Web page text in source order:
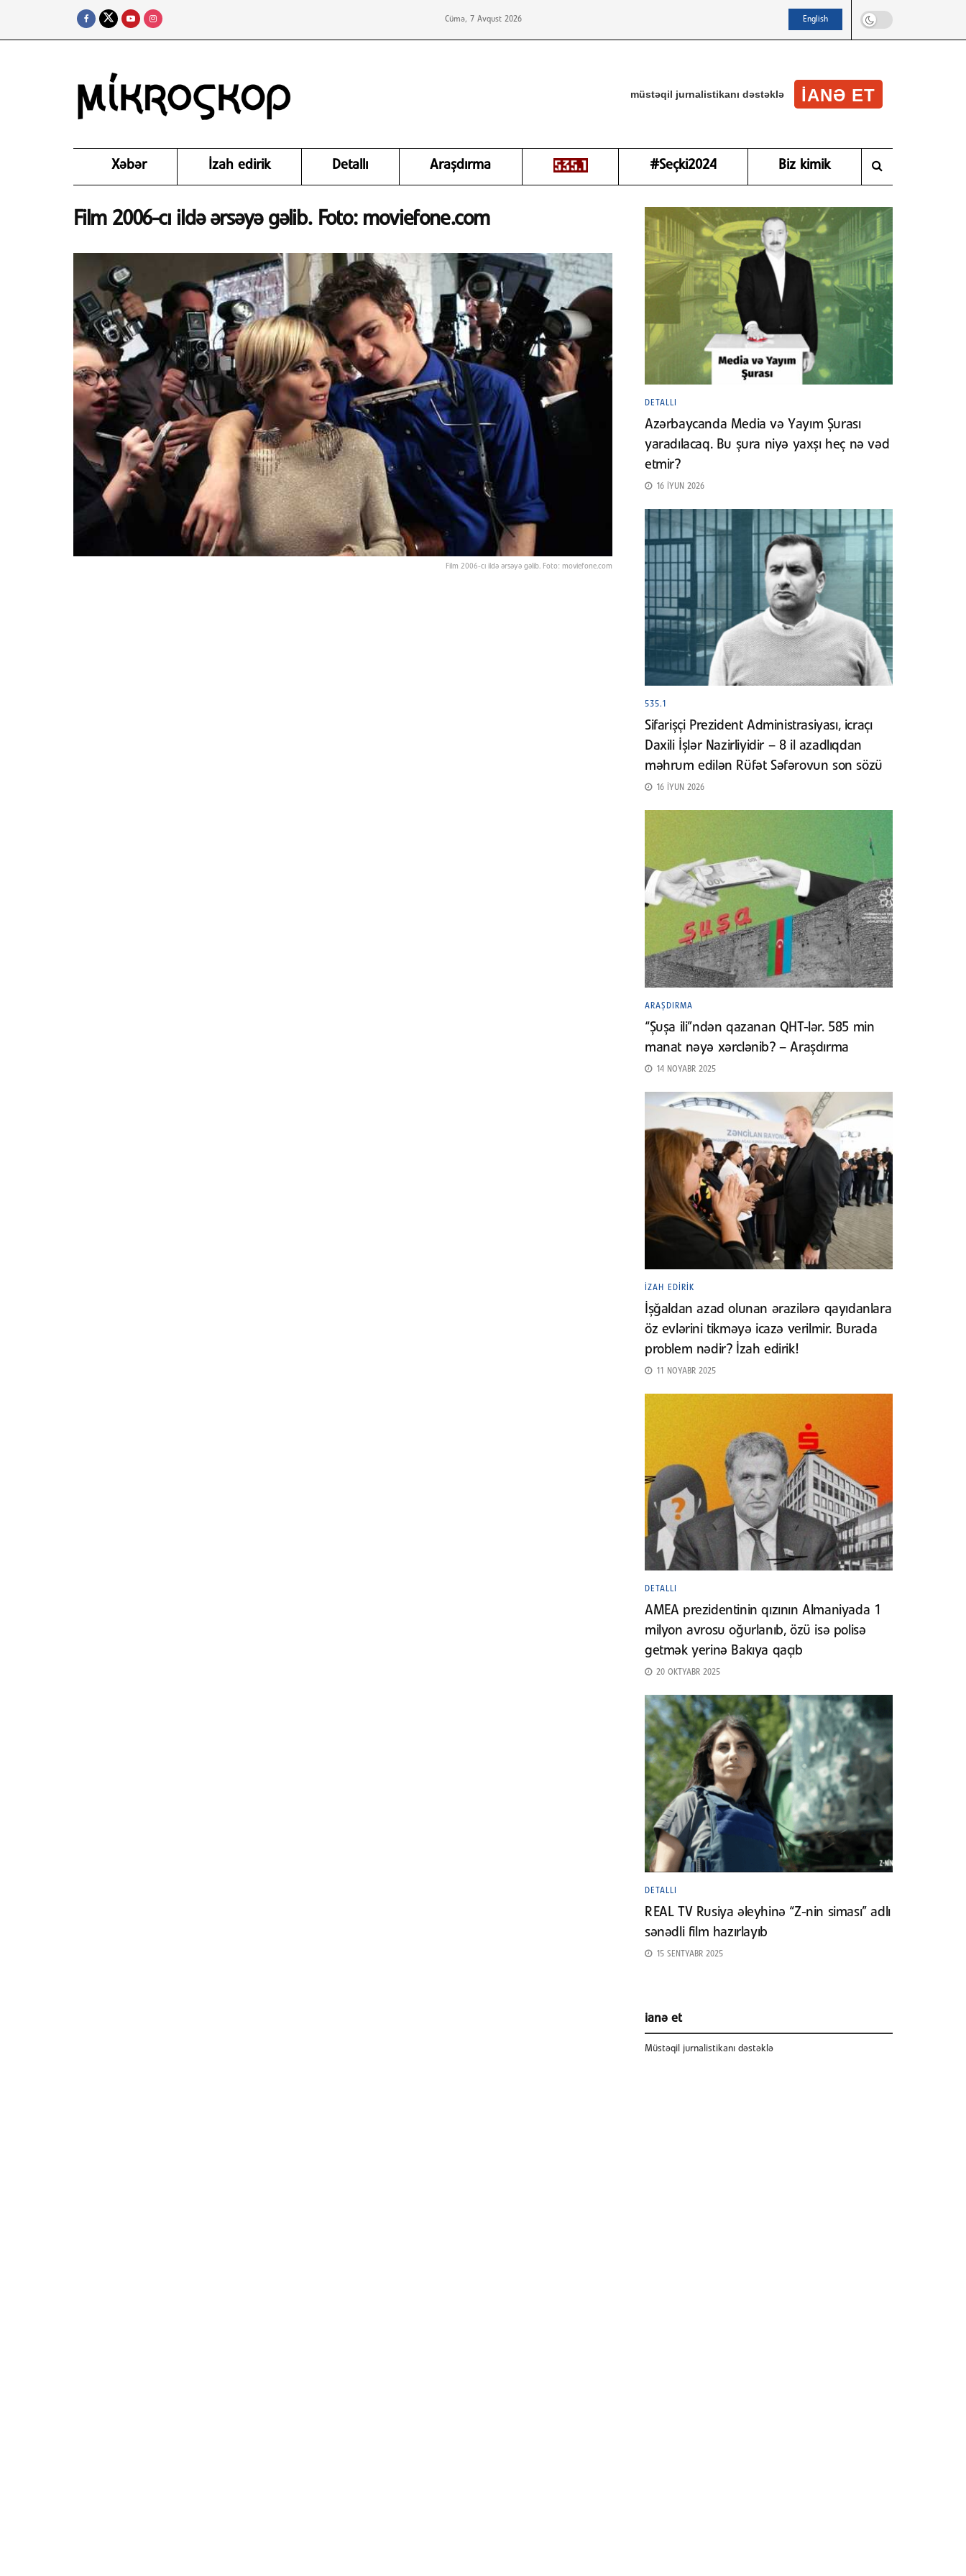
Cümə, 7 Avqust 2026 English
müstəqil jurnalistikanı dəstəklə IANƏ ET
Xəbər İzah edirik Detallı Araşdırma #Seçki2024 Biz kimik
Film 2006-cı ildə ərsəyə gəlib. Foto: moviefone.com
Film 2006-cı ildə ərsəyə gəlib. Foto: moviefone.com
DETALLI
Azərbaycanda Media və Yayım Şurası
yaradılacaq. Bu şura niyə yaxşı heç nə vəd
etmir?
16 İYUN 2026
535.1
Sifarişçi Prezident Administrasiyası, icraçı
Daxili İşlər Nazirliyidir – 8 il azadlıqdan
məhrum edilən Rüfət Səfərovun son sözü
16 İYUN 2026
ARAŞDIRMA
“Şuşa ili”ndən qazanan QHT-lər. 585 min
manat nəyə xərclənib? – Araşdırma
14 NOYABR 2025
İZAH EDIRIK
İşğaldan azad olunan ərazilərə qayıdanlara
öz evlərini tikməyə icazə verilmir. Burada
problem nədir? İzah edirik!
11 NOYABR 2025
DETALLI
AMEA prezidentinin qızının Almaniyada 1
milyon avrosu oğurlanıb, özü isə polisə
getmək yerinə Bakıya qaçıb
20 OKTYABR 2025
DETALLI
REAL TV Rusiya əleyhinə “Z-nin siması” adlı
sənədli film hazırlayıb
15 SENTYABR 2025
ianə et
Müstəqil jurnalistikanı dəstəklə